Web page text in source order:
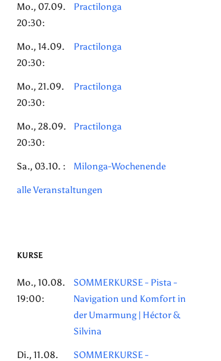
Mo., 07.09.
20:30:
Practilonga
Mo., 14.09.
20:30:
Practilonga
Mo., 21.09.
20:30:
Practilonga
Mo., 28.09.
20:30:
Practilonga
Sa., 03.10. : Milonga-Wochenende
alle Veranstaltungen
KURSE
Mo., 10.08.
19:00:
SOMMERKURSE - Pista -
Navigation und Komfort in
der Umarmung | Héctor &
Silvina
Di., 11.08.
SOMMERKURSE -